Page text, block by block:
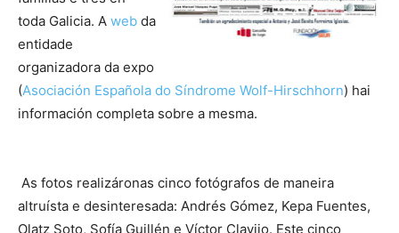
toda Galicia. A web da
entidade
organizadora da expo
(Asociación Española do Síndrome Wolf-Hirschhorn) hai
información completa sobre a mesma.
As fotos realizáronas cinco fotógrafos de maneira
altruísta e desinteresada: Andrés Gómez, Kepa Fuentes,
Olatz Soto, Sofía Guillén e Víctor Clavijo. Este cinco